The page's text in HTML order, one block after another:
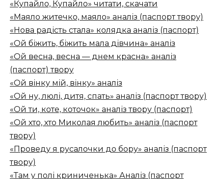
«Купайло, Купайло» читати, скачати
«Маяло житечко, маяло» аналіз (паспорт твору)
«Нова радість стала» колядка аналіз (паспорт)
«Ой біжить, біжить мала дівчина» аналіз
«Ой весна, весна — днем красна» аналіз
(паспорт) твору
«Ой вінку мій, вінку» аналіз
«Ой ну, люлі, дитя, спать» аналіз (паспорт твору)
«Ой ти, коте, коточок» аналіз твору (паспорт)
«Ой хто, хто Миколая любить» аналіз (паспорт
твору)
«Проведу я русалочки до бору» аналіз (паспорт
твору)
«Там у полі криниченька» Аналіз (паспорт